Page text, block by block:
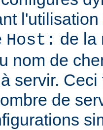
Host: de la
nom de
servir.
de